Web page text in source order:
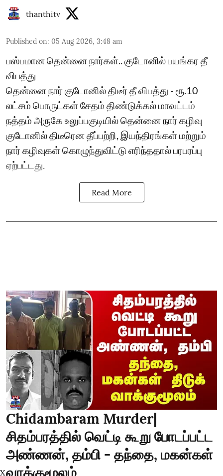
thanthitv
Published on: 05 Aug 2026, 3:48 am
பஸ்பமான தென்னை நார்கள்.. குடோனில் பயங்கர தீ
விபத்து
தென்னை நார் குடோனில் திடீர் தீ விபத்து - ரூ.10
லட்சம் பொருட்கள் சேதம் திண்டுக்கல் மாவட்டம்
நத்தம் அருகே உலுப்பகுடியில் தென்னை நார் கழிவு
குடோனில் திடீரென தீப்பற்றி, இயந்திரங்கள் மற்றும்
நார் கழிவுகள் கொழுந்துவிட்டு எரிந்ததால் பரபரப்பு
ஏற்பட்டது.
Read More
Chidambaram Murder|
சிதம்பரத்தில் வெட்டி கூறு போடப்பட்ட
அண்ணன், தம்பி - தந்தை, மகன்கள்
வாக்குமூலம்
X